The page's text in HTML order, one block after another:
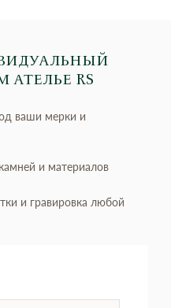
RS
ваши мерки и
и материалов
и гравировка любой